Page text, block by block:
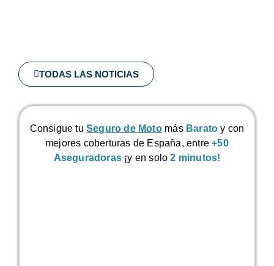
TODAS LAS NOTICIAS
Consigue tu Seguro de Motomás Barato y con
mejores coberturas de España, entre+50
Aseguradoras ¡y en solo2 minutos!